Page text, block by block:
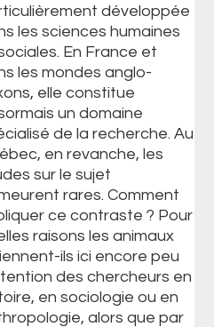
développée
les sciences humaines
En France et
les mondes anglo-
elle constitue
un domaine
de la recherche. Au
en revanche, les
sur le sujet
rares. Comment
ce contraste ? Pour
raisons les animaux
ils ici encore peu
des chercheurs en
en sociologie ou en
alors que par